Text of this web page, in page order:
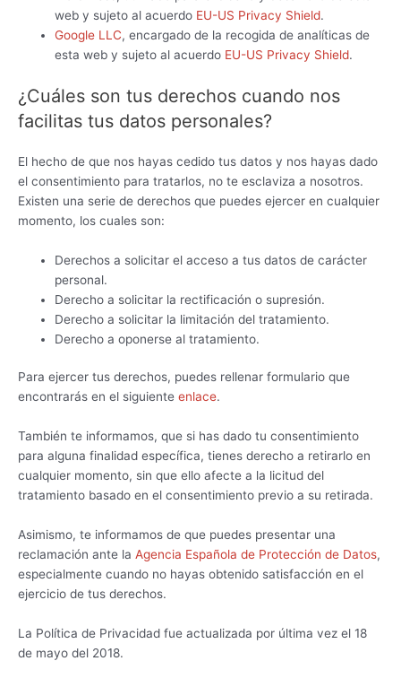
web y sujeto al acuerdo EU-US Privacy Shield.
Google LLC, encargado de la recogida de analíticas de
esta web y sujeto al acuerdo EU-US Privacy Shield.
¿Cuáles son tus derechos cuando nos
facilitas tus datos personales?
El hecho de que nos hayas cedido tus datos y nos hayas dado
el consentimiento para tratarlos, no te esclaviza a nosotros.
Existen una serie de derechos que puedes ejercer en cualquier
momento, los cuales son:
Derechos a solicitar el acceso a tus datos de carácter
personal.
Derecho a solicitar la rectificación o supresión.
Derecho a solicitar la limitación del tratamiento.
Derecho a oponerse al tratamiento.
Para ejercer tus derechos, puedes rellenar formulario que
encontrarás en el siguiente enlace.
También te informamos, que si has dado tu consentimiento
para alguna finalidad específica, tienes derecho a retirarlo en
cualquier momento, sin que ello afecte a la licitud del
tratamiento basado en el consentimiento previo a su retirada.
Asimismo, te informamos de que puedes presentar una
reclamación ante la Agencia Española de Protección de Datos,
especialmente cuando no hayas obtenido satisfacción en el
ejercicio de tus derechos.
La Política de Privacidad fue actualizada por última vez el 18
de mayo del 2018.